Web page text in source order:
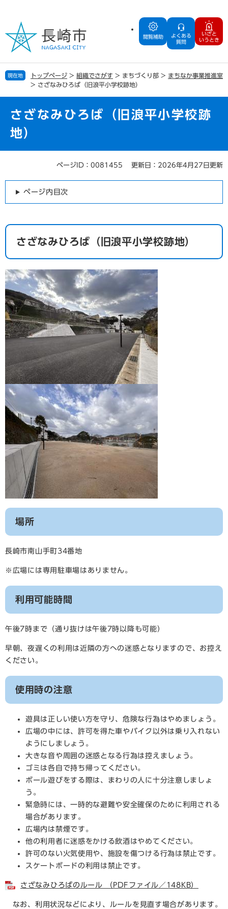
の
で
す
ー
ば
し
閲覧補助
よくある
質問
いざと
いうとき
現在地 トップページ > 組織でさがす > まちづくり部 > まちなか事業推進室
> さざなみひろば（旧浪平小学校跡地）
さざなみひろば（旧浪平小学校跡
地）
ページID：0081455 更新日：2026年4月27日更新
ページ内目次
さざなみひろば（旧浪平小学校跡地）
場所
長崎市南山手町34番地
※広場には専用駐車場はありません。
利用可能時間
午後7時まで（通り抜けは午後7時以降も可能）
早朝、夜遅くの利用は近隣の方への迷惑となりますので、お控え
ください。
使用時の注意
遊具は正しい使い方を守り、危険な行為はやめましょう。
広場の中には、許可を得た車やバイク以外は乗り入れない
ようにしましょう。
大きな音や周囲の迷惑となる行為は控えましょう。
ゴミは各自で持ち帰ってください。
ボール遊びをする際は、まわりの人に十分注意しましょ
う。
緊急時には、一時的な避難や安全確保のために利用される
場合があります。
広場内は禁煙です。
他の利用者に迷惑をかける飲酒はやめてください。
許可のない火気使用や、施設を傷つける行為は禁止です。
スケートボードの利用は禁止です。
さざなみひろばのルール （PDFファイル／148KB）
なお、利用状況などにより、ルールを見直す場合があります。